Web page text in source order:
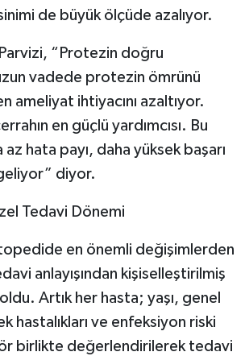
de büyük ölçüde azalıyor.
“Protezin doğru
vadede protezin ömrünü
ameliyat ihtiyacını azaltıyor.
en güçlü yardımcısı. Bu
hata payı, daha yüksek başarı
diyor.
Tedavi Dönemi
en önemli değişimlerden
anlayışından kişiselleştirilmiş
Artık her hasta; yaşı, genel
hastalıkları ve enfeksiyon riski
birlikte değerlendirilerek tedavi